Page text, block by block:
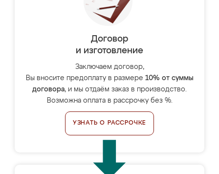
Договор
и изготовление
Заключаем договор,
Вы вносите предоплату в размере 10% от суммы
договора, и мы отдаём заказ в производство.
Возможна оплата в рассрочку без %.
УЗНАТЬ О РАССРОЧКЕ